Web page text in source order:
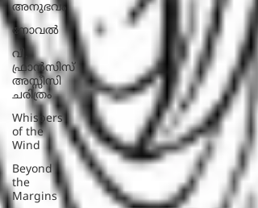
അനുഭവം
നോവല്‍
വി.
ഫ്രാൻസിസ്
അസ്സീസി
ചരിത്രം
Whispers
of the
Wind
Beyond
the
Margins